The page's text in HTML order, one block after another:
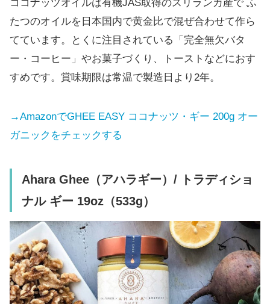
ココナッツオイルは有機JAS取得のスリランカ産で ふ
たつのオイルを日本国内で黄金比で混ぜ合わせて作ら
てています。とくに注目されている「完全無欠バタ
ー・コーヒー」やお菓子づくり、トーストなどにおす
すめです。賞味期限は常温で製造日より2年。
→AmazonでGHEE EASY ココナッツ・ギー 200g オー
ガニックをチェックする
Ahara Ghee（アハラギー）/ トラディショ
ナル ギー 19oz（533g）